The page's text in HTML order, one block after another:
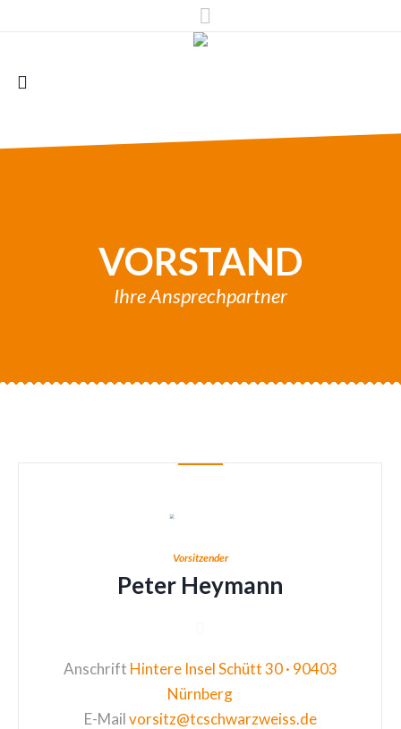
VORSTAND
Ihre Ansprechpartner
Vorsitzender
Peter Heymann
Anschrift Hintere Insel Schütt 30 · 90403
Nürnberg
E-Mailvorsitz@tcschwarzweiss.de